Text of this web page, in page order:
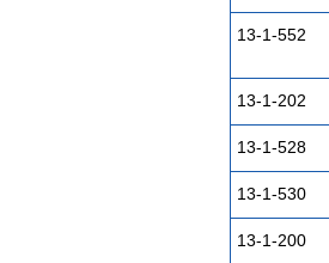
13-1-552
13-1-202
13-1-528
13-1-530
13-1-200